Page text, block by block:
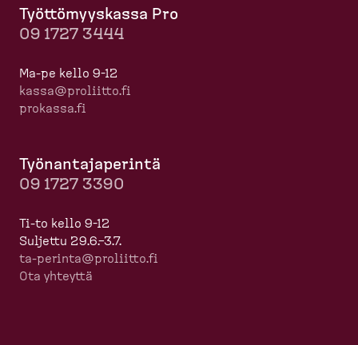
Työttö­myyskassa Pro
09 1727 3444
Ma-pe kello 9-12
kassa@proliitto.fi
prokassa.fi
Työnan­ta­ja­perintä
09 1727 3390
Ti-to kello 9-12
Suljettu 29.6.–3.7.
ta-​perinta@proliitto.fi
Ota yhteyttä